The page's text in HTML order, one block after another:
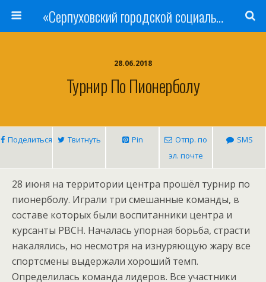
«Серпуховский городской социально-реабилитационный Центр для несовершеннолетних»
28.06.2018
Турнир По Пионерболу
Поделиться Твитнуть Pin
Отпр. по
эл. почте
SMS
28 июня на территории центра прошёл турнир по
пионерболу. Играли три смешанные команды, в
составе которых были воспитанники центра и
курсанты РВСН. Началась упорная борьба, страсти
накалялись, но несмотря на изнуряющую жару все
спортсмены выдержали хороший темп.
Определилась команда лидеров. Все участники